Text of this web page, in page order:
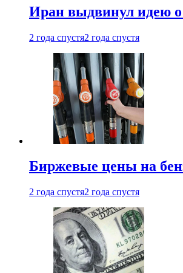
Иран выдвинул идею
2 года спустя2 года спустя
Биржевые цены на
2 года спустя2 года спустя